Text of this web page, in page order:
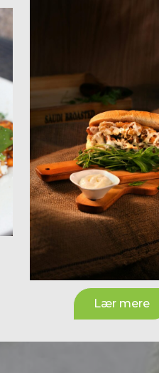
Lær mere